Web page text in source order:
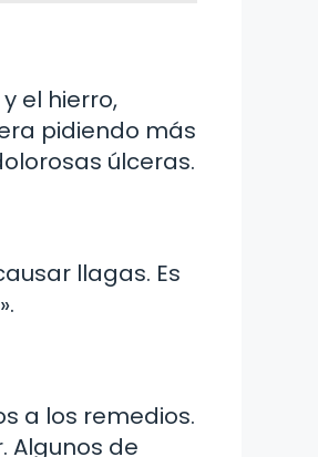
el hierro,
pidiendo más
úlceras.
llagas. Es
a los remedios.
Algunos de